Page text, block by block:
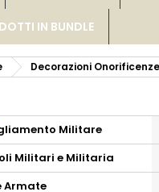
IN BUNDLE
Decorazioni Onorificenze
Militare
Militari e Militaria
Armate